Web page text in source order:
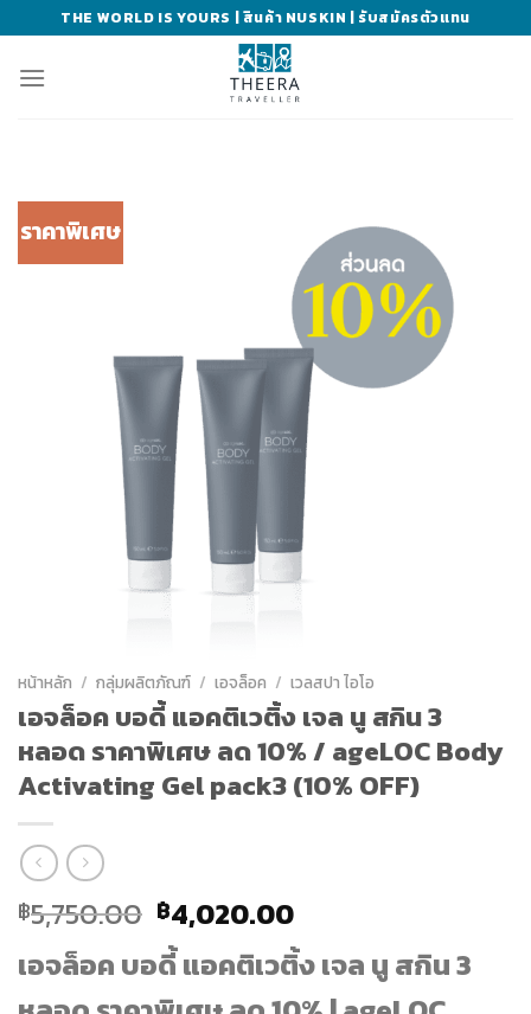
to
content
THE WORLD IS YOURS | สินค้า NUSKIN | รับสมัครตัวแทน
ราคาพิเศษ
หน้าหลัก / กลุ่มผลิตภัณฑ์ / เอจล็อค / เวลสปา ไอโอ
เอจล็อค บอดี้ แอคติเวติ้ง เจล นู สกิน 3
หลอด ราคาพิเศษ ลด 10% / ageLOC Body
Activating Gel pack3 (10% OFF)
฿5,750.00 Original
price
was:
฿5,750.00.
฿4,020.00Current
price
is:
฿4,020.00.
เอจล็อค บอดี้ แอคติเวติ้ง เจล นู สกิน 3